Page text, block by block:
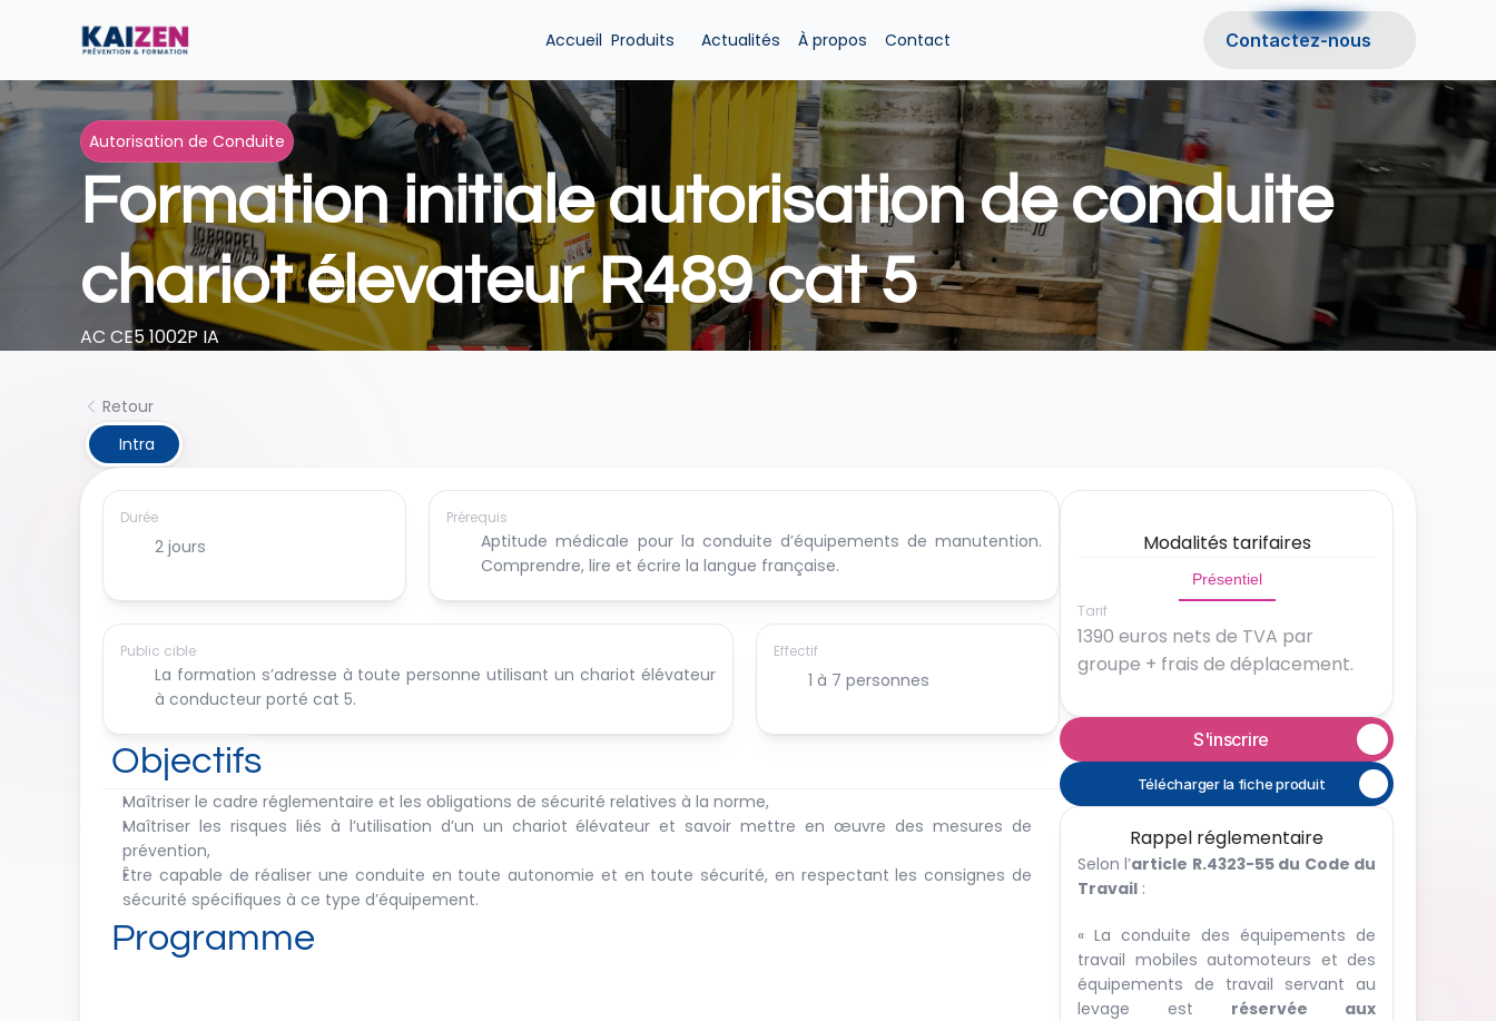
Accueil Produits Actualités À propos Contact Contactez-nous
Autorisation de Conduite
Formation initiale autorisation de conduite
chariot élevateur R489 cat 5
AC CE5 1002P IA
Retour
Intra
Durée
2 jours
Prérequis
Aptitude médicale pour la conduite d’équipements de manutention.
Comprendre, lire et écrire la langue française.
Public cible
La formation s’adresse à toute personne utilisant un chariot élévateur
à conducteur porté cat 5.
Effectif
1 à 7 personnes
Objectifs
Maîtriser le cadre réglementaire et les obligations de sécurité relatives à la norme,
Maîtriser les risques liés à l’utilisation d’un un chariot élévateur et savoir mettre en œuvre des mesures de
prévention,
Être capable de réaliser une conduite en toute autonomie et en toute sécurité, en respectant les consignes de
sécurité spécifiques à ce type d’équipement.
Programme
Modalités tarifaires
Présentiel
Tarif
1390 euros nets de TVA par
groupe + frais de déplacement.
S'inscrire
Télécharger la fiche produit
Rappel réglementaire
Selon l’article R.4323-55 du Code du
Travail :
« La conduite des équipements de
travail mobiles automoteurs et des
équipements de travail servant au
levage est réservée aux